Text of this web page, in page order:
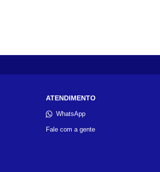
ATENDIMENTO
WhatsApp
Fale com a gente